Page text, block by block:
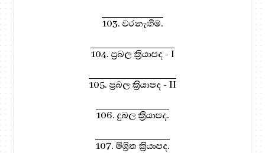
103. වරනැඟීම.
104. ප්‍රබල ක්‍රියාපද - I
105. ප්‍රබල ක්‍රියාපද - II
106. දුබල ක්‍රියාපද.
107. මිශ්‍රිත ක්‍රියාපද.